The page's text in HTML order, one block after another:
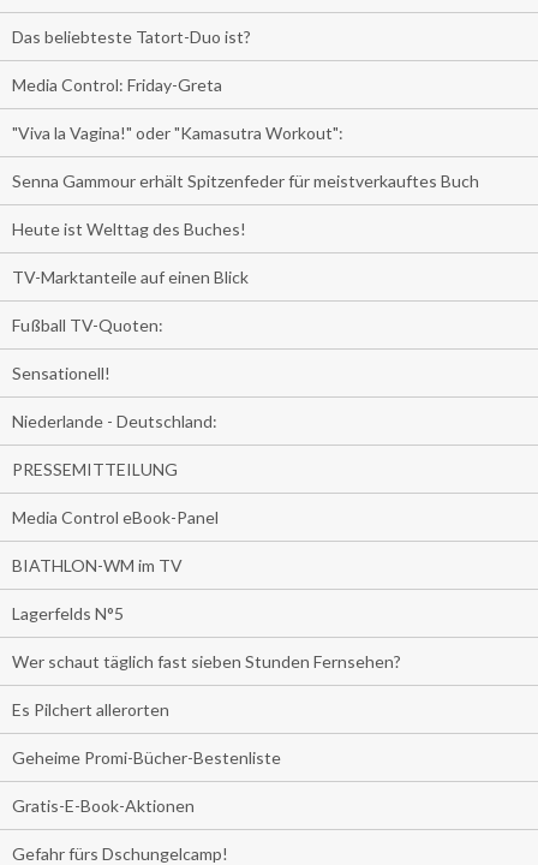
Das beliebteste Tatort-Duo ist?
Media Control: Friday-Greta
"Viva la Vagina!" oder "Kamasutra Workout":
Senna Gammour erhält Spitzenfeder für meistverkauftes Buch
Heute ist Welttag des Buches!
TV-Marktanteile auf einen Blick
Fußball TV-Quoten:
Sensationell!
Niederlande - Deutschland:
PRESSEMITTEILUNG
Media Control eBook-Panel
BIATHLON-WM im TV
Lagerfelds N°5
Wer schaut täglich fast sieben Stunden Fernsehen?
Es Pilchert allerorten
Geheime Promi-Bücher-Bestenliste
Gratis-E-Book-Aktionen
Gefahr fürs Dschungelcamp!